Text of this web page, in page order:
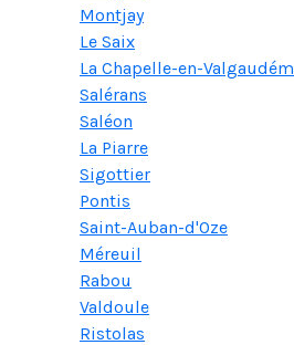
Montjay
Le Saix
La Chapelle-en-
Salérans
Saléon
La Piarre
Sigottier
Pontis
Saint-Auban-d'Oze
Méreuil
Rabou
Valdoule
Ristolas